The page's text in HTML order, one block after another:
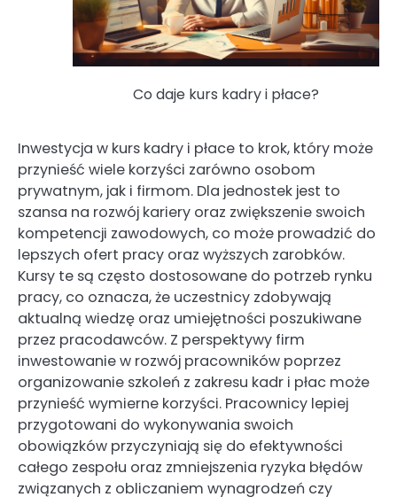
Co daje kurs kadry i płace?
Inwestycja w kurs kadry i płace to krok, który może
przynieść wiele korzyści zarówno osobom
prywatnym, jak i firmom. Dla jednostek jest to
szansa na rozwój kariery oraz zwiększenie swoich
kompetencji zawodowych, co może prowadzić do
lepszych ofert pracy oraz wyższych zarobków.
Kursy te są często dostosowane do potrzeb rynku
pracy, co oznacza, że uczestnicy zdobywają
aktualną wiedzę oraz umiejętności poszukiwane
przez pracodawców. Z perspektywy firm
inwestowanie w rozwój pracowników poprzez
organizowanie szkoleń z zakresu kadr i płac może
przynieść wymierne korzyści. Pracownicy lepiej
przygotowani do wykonywania swoich
obowiązków przyczyniają się do efektywności
całego zespołu oraz zmniejszenia ryzyka błędów
związanych z obliczaniem wynagrodzeń czy